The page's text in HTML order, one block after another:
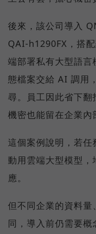
後來，該公司導入
QAI-h1290FX，搭
端部署私有大型語
態檔案交給 AI 調用
尋。員工因此省下
機密也能留在企業內
這個案例說明，若
動用雲端大型模型
應。
但不同企業的資料
同，導入前仍需要概